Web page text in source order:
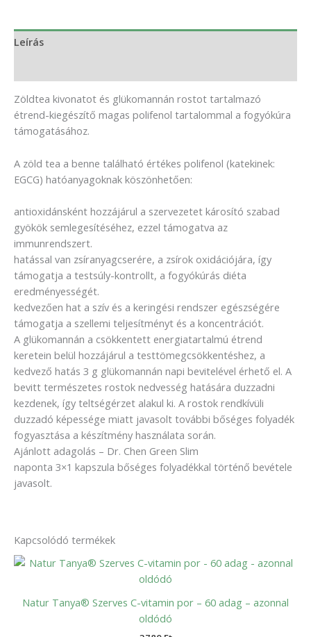
Leírás
Zöldtea kivonatot és glükomannán rostot tartalmazó
étrend-kiegészítő magas polifenol tartalommal a fogyókúra
támogatásához.
A zöld tea a benne található értékes polifenol (katekinek:
EGCG) hatóanyagoknak köszönhetően:
antioxidánsként hozzájárul a szervezetet károsító szabad
gyökök semlegesítéséhez, ezzel támogatva az
immunrendszert.
hatással van zsíranyagcserére, a zsírok oxidációjára, így
támogatja a testsúly-kontrollt, a fogyókúrás diéta
eredményességét.
kedvezően hat a szív és a keringési rendszer egészségére
támogatja a szellemi teljesítményt és a koncentrációt.
A glükomannán a csökkentett energiatartalmú étrend
keretein belül hozzájárul a testtömegcsökkentéshez, a
kedvező hatás 3 g glükomannán napi bevitelével érhető el. A
bevitt természetes rostok nedvesség hatására duzzadni
kezdenek, így teltségérzet alakul ki. A rostok rendkívüli
duzzadó képessége miatt javasolt további bőséges folyadék
fogyasztása a készítmény használata során.
Ajánlott adagolás – Dr. Chen Green Slim
naponta 3×1 kapszula bőséges folyadékkal történő bevétele
javasolt.
Kapcsolódó termékek
Natur Tanya® Szerves C-vitamin por – 60 adag – azonnal
oldódó